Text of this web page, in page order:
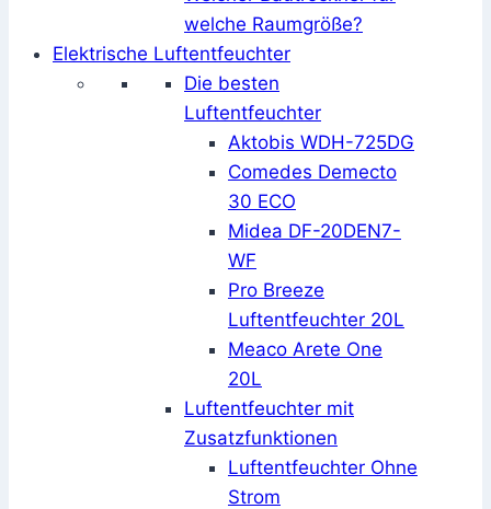
welche Raumgröße?
Elektrische Luftentfeuchter
Die besten
Luftentfeuchter
Aktobis WDH-725DG
Comedes Demecto
30 ECO
Midea DF-20DEN7-
WF
Pro Breeze
Luftentfeuchter 20L
Meaco Arete One
20L
Luftentfeuchter mit
Zusatzfunktionen
Luftentfeuchter Ohne
Strom